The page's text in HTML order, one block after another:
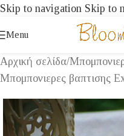
Skip to navigation Skip to
Menu
Αρχική σελίδα/
Μπομπονιερες βαπτισης